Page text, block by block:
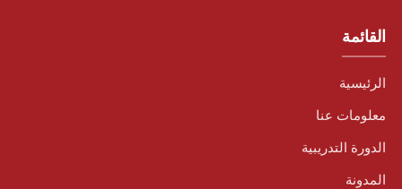
القائمة
الرئيسية
معلومات عنا
الدورة التدريبية
المدونة